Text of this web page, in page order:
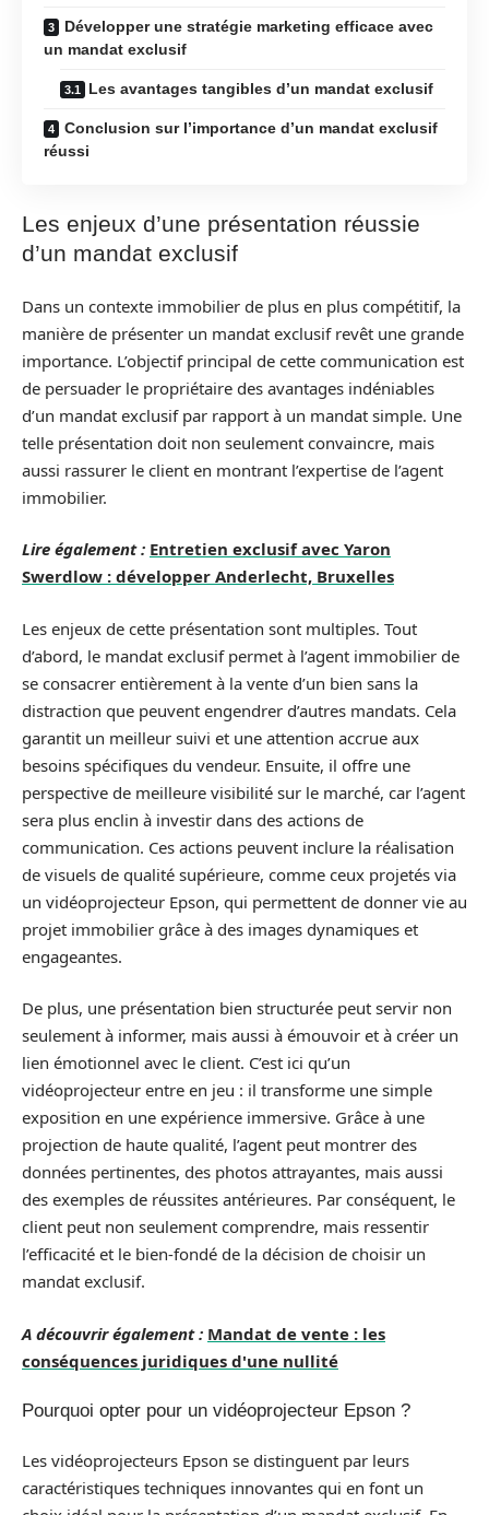
Développer une stratégie marketing efficace avec
un mandat exclusif
Les avantages tangibles d’un mandat exclusif
Conclusion sur l’importance d’un mandat exclusif
réussi
Les enjeux d’une présentation réussie
d’un mandat exclusif
Dans un contexte immobilier de plus en plus compétitif, la
manière de présenter un mandat exclusif revêt une grande
importance. L’objectif principal de cette communication est
de persuader le propriétaire des avantages indéniables
d’un mandat exclusif par rapport à un mandat simple. Une
telle présentation doit non seulement convaincre, mais
aussi rassurer le client en montrant l’expertise de l’agent
immobilier.
Lire également : Entretien exclusif avec Yaron
Swerdlow : développer Anderlecht, Bruxelles
Les enjeux de cette présentation sont multiples. Tout
d’abord, le mandat exclusif permet à l’agent immobilier de
se consacrer entièrement à la vente d’un bien sans la
distraction que peuvent engendrer d’autres mandats. Cela
garantit un meilleur suivi et une attention accrue aux
besoins spécifiques du vendeur. Ensuite, il offre une
perspective de meilleure visibilité sur le marché, car l’agent
sera plus enclin à investir dans des actions de
communication. Ces actions peuvent inclure la réalisation
de visuels de qualité supérieure, comme ceux projetés via
un vidéoprojecteur Epson, qui permettent de donner vie au
projet immobilier grâce à des images dynamiques et
engageantes.
De plus, une présentation bien structurée peut servir non
seulement à informer, mais aussi à émouvoir et à créer un
lien émotionnel avec le client. C’est ici qu’un
vidéoprojecteur entre en jeu : il transforme une simple
exposition en une expérience immersive. Grâce à une
projection de haute qualité, l’agent peut montrer des
données pertinentes, des photos attrayantes, mais aussi
des exemples de réussites antérieures. Par conséquent, le
client peut non seulement comprendre, mais ressentir
l’efficacité et le bien-fondé de la décision de choisir un
mandat exclusif.
A découvrir également : Mandat de vente : les
conséquences juridiques d'une nullité
Pourquoi opter pour un vidéoprojecteur Epson ?
Les vidéoprojecteurs Epson se distinguent par leurs
caractéristiques techniques innovantes qui en font un